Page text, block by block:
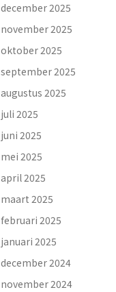
december 2025
november 2025
oktober 2025
september 2025
augustus 2025
juli 2025
juni 2025
mei 2025
april 2025
maart 2025
februari 2025
januari 2025
december 2024
november 2024